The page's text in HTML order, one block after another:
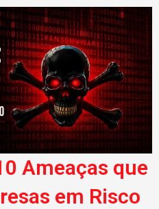
Ameaças que
em Risco